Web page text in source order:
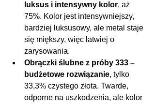
luksus i intensywny kolor, aż
75%. Kolor jest intensywniejszy,
bardziej luksusowy, ale metal staje
się miększy, więc łatwiej o
zarysowania.
Obrączki ślubne z próby 333 –
budżetowe rozwiązanie, tylko
33,3% czystego złota. Twarde,
odporne na uszkodzenia, ale kolor